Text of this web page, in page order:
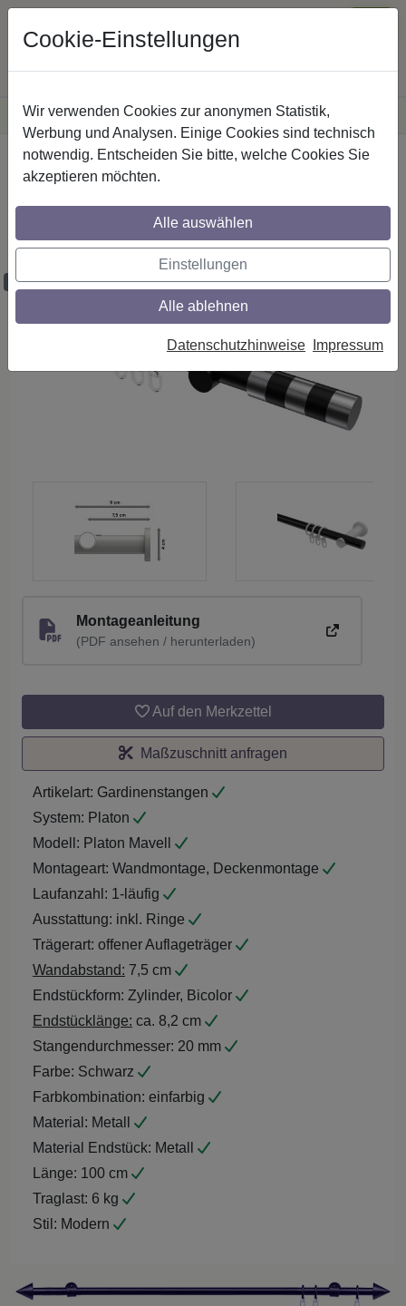
VersandkostenfreieLieferung innerhalb Deutschlands
Sichere Zahlung
Startseite Gardinenstangen Metall
1-läufig, Modell PLATON - Mavell
Schwarz
Maßzuschnitt möglich
Montageanleitung
(PDF ansehen / herunterladen)
Auf den Merkzettel
Maßzuschnitt anfragen
Artikelart: Gardinenstangen
System: Platon
Modell: Platon Mavell
Montageart: Wandmontage, Deckenmontage
Laufanzahl: 1-läufig
Ausstattung: inkl. Ringe
Trägerart: offener Auflageträger
Wandabstand: 7,5 cm
Endstückform: Zylinder, Bicolor
Endstücklänge: ca. 8,2 cm
Stangendurchmesser: 20 mm
Farbe: Schwarz
Farbkombination: einfarbig
Material: Metall
Material Endstück: Metall
Länge: 100 cm
Traglast: 6 kg
Stil: Modern
Cookie-Einstellungen
Wir verwenden Cookies zur anonymen Statistik,
Werbung und Analysen. Einige Cookies sind technisch
notwendig. Entscheiden Sie bitte, welche Cookies Sie
akzeptieren möchten.
Alle auswählen
Einstellungen
Alle ablehnen
Datenschutzhinweise Impressum